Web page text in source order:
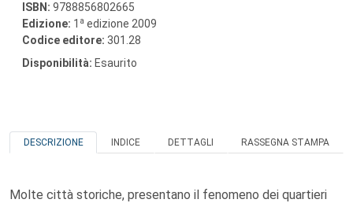
ISBN: 9788856802665
Edizione: 1 a edizione 2009
Codice editore: 301.28
Disponibilità: Esaurito
DESCRIZIONE INDICE DETTAGLI RASSEGNA STAMPA
Molte città storiche, presentano il fenomeno dei quartieri